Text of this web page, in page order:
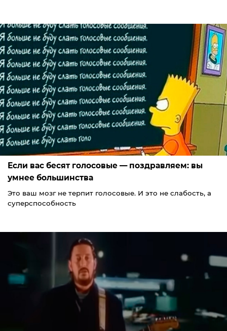
Если вас бесят голосовые — поздравляем: вы
умнее большинства
Это ваш мозг не терпит голосовые. И это не слабость, а
суперспособность